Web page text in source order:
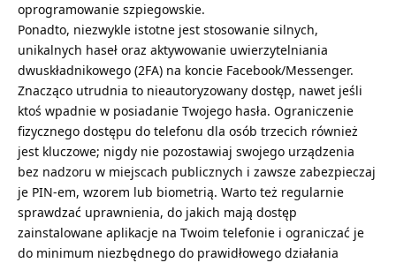
oprogramowanie szpiegowskie.
Ponadto, niezwykle istotne jest stosowanie silnych,
unikalnych haseł oraz aktywowanie uwierzytelniania
dwuskładnikowego (2FA) na koncie Facebook/Messenger.
Znacząco utrudnia to nieautoryzowany dostęp, nawet jeśli
ktoś wpadnie w posiadanie Twojego hasła. Ograniczenie
fizycznego dostępu do telefonu dla osób trzecich również
jest kluczowe; nigdy nie pozostawiaj swojego urządzenia
bez nadzoru w miejscach publicznych i zawsze zabezpieczaj
je PIN-em, wzorem lub biometrią. Warto też regularnie
sprawdzać uprawnienia, do jakich mają dostęp
zainstalowane aplikacje na Twoim telefonie i ograniczać je
do minimum niezbędnego do prawidłowego działania